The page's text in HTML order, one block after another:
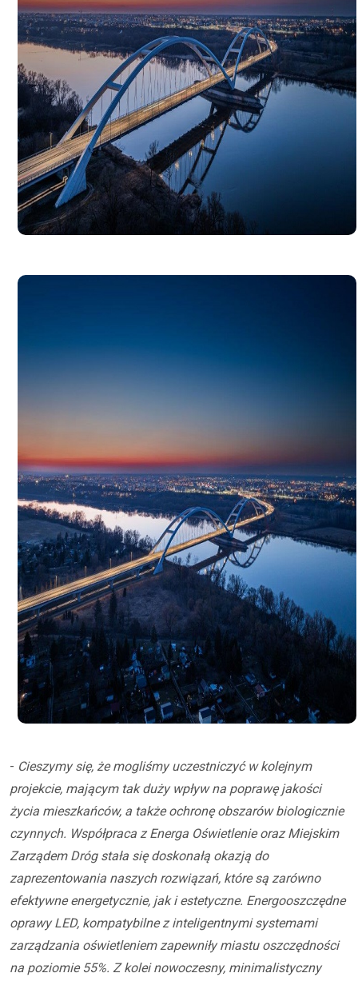
- Cieszymy się, że mogliśmy uczestniczyć w kolejnym
projekcie, mającym tak duży wpływ na poprawę jakości
życia mieszkańców, a także ochronę obszarów biologicznie
czynnych. Współpraca z Energa Oświetlenie oraz Miejskim
Zarządem Dróg stała się doskonałą okazją do
zaprezentowania naszych rozwiązań, które są zarówno
efektywne energetycznie, jak i estetyczne. Energooszczędne
oprawy LED, kompatybilne z inteligentnymi systemami
zarządzania oświetleniem zapewniły miastu oszczędności
na poziomie 55%. Z kolei nowoczesny, minimalistyczny